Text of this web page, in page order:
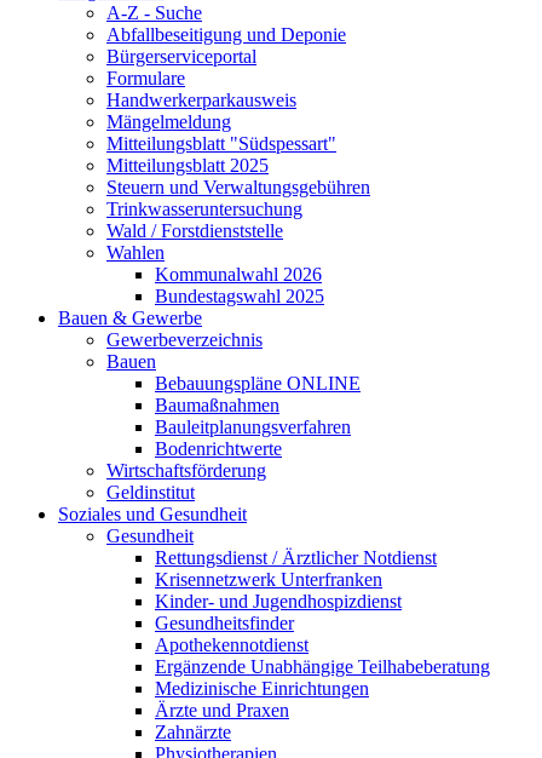
A-Z - Suche
Abfallbeseitigung und Deponie
Bürgerserviceportal
Formulare
Handwerkerparkausweis
Mängelmeldung
Mitteilungsblatt "Südspessart"
Mitteilungsblatt 2025
Steuern und Verwaltungsgebühren
Trinkwasseruntersuchung
Wald / Forstdienststelle
Wahlen
Kommunalwahl 2026
Bundestagswahl 2025
Bauen & Gewerbe
Gewerbeverzeichnis
Bauen
Bebauungspläne ONLINE
Baumaßnahmen
Bauleitplanungsverfahren
Bodenrichtwerte
Wirtschaftsförderung
Geldinstitut
Soziales und Gesundheit
Gesundheit
Rettungsdienst / Ärztlicher Notdienst
Krisennetzwerk Unterfranken
Kinder- und Jugendhospizdienst
Gesundheitsfinder
Apothekennotdienst
Ergänzende Unabhängige Teilhabeberatung
Medizinische Einrichtungen
Ärzte und Praxen
Zahnärzte
Physiotherapien